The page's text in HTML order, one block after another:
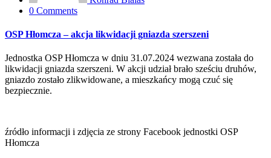
0 Comments
OSP Hłomcza – akcja likwidacji gniazda szerszeni
Jednostka OSP Hłomcza w dniu 31.07.2024 wezwana została do
likwidacji gniazda szerszeni. W akcji udział brało sześciu druhów,
gniazdo zostało zlikwidowane, a mieszkańcy mogą czuć się
bezpiecznie.
źródło informacji i zdjęcia ze strony Facebook jednostki OSP
Hłomcza